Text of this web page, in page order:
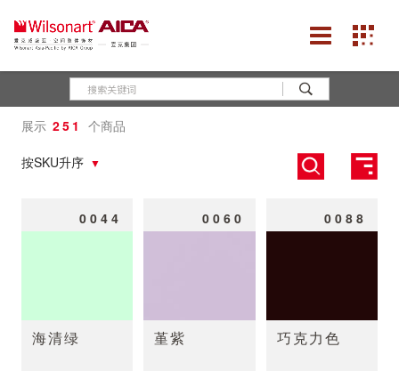
展示 251 个商品
按SKU升序
0044
海清绿
0060
堇紫
0088
巧克力色